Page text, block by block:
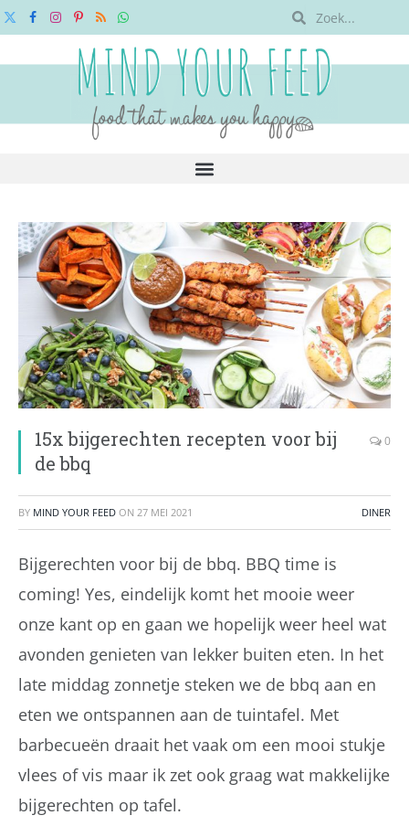
X
FacebookInstagram
Pinterest
RSSWhatsApp
15x bijgerechten recepten voor bij
de bbq
0
BY MIND YOUR FEED ON 27 MEI 2021 DINER
Bijgerechten voor bij de bbq. BBQ time is
coming! Yes, eindelijk komt het mooie weer
onze kant op en gaan we hopelijk weer heel wat
avonden genieten van lekker buiten eten. In het
late middag zonnetje steken we de bbq aan en
eten we ontspannen aan de tuintafel. Met
barbecueën draait het vaak om een mooi stukje
vlees of vis maar ik zet ook graag wat makkelijke
bijgerechten op tafel.